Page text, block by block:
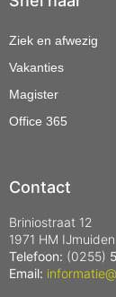
Ziek en afwezig
Vakanties
Magister
Office 365
Contact
Briniostraat 12
1971 HM IJmuiden
Telefoon: (0255)
Email: